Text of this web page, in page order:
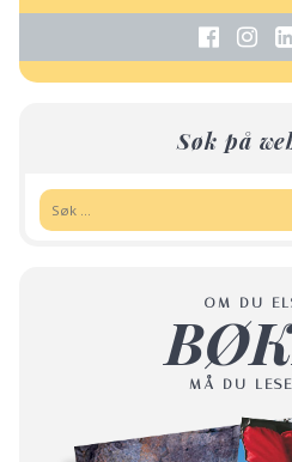
Søk på
OM DU
MÅ DU